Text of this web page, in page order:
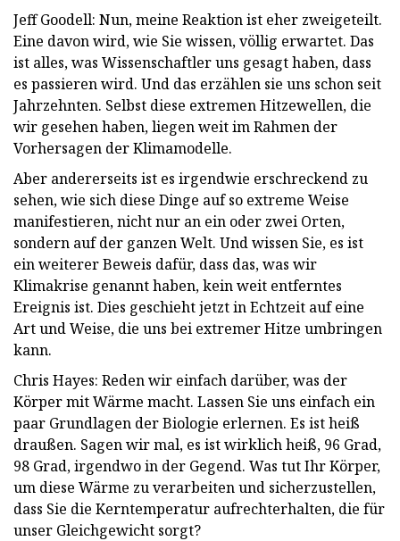
Jeff Goodell: Nun, meine Reaktion ist eher zweigeteilt.
Eine davon wird, wie Sie wissen, völlig erwartet. Das
ist alles, was Wissenschaftler uns gesagt haben, dass
es passieren wird. Und das erzählen sie uns schon seit
Jahrzehnten. Selbst diese extremen Hitzewellen, die
wir gesehen haben, liegen weit im Rahmen der
Vorhersagen der Klimamodelle.
Aber andererseits ist es irgendwie erschreckend zu
sehen, wie sich diese Dinge auf so extreme Weise
manifestieren, nicht nur an ein oder zwei Orten,
sondern auf der ganzen Welt. Und wissen Sie, es ist
ein weiterer Beweis dafür, dass das, was wir
Klimakrise genannt haben, kein weit entferntes
Ereignis ist. Dies geschieht jetzt in Echtzeit auf eine
Art und Weise, die uns bei extremer Hitze umbringen
kann.
Chris Hayes: Reden wir einfach darüber, was der
Körper mit Wärme macht. Lassen Sie uns einfach ein
paar Grundlagen der Biologie erlernen. Es ist heiß
draußen. Sagen wir mal, es ist wirklich heiß, 96 Grad,
98 Grad, irgendwo in der Gegend. Was tut Ihr Körper,
um diese Wärme zu verarbeiten und sicherzustellen,
dass Sie die Kerntemperatur aufrechterhalten, die für
unser Gleichgewicht sorgt?